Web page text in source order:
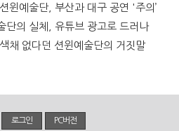
윈예술단, 부산과 대구 공연 '주의’
단의 실체, 유튜브 광고로 드러나
채 없다던 션윈예술단의 거짓말
로그인 PC버전